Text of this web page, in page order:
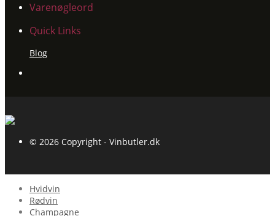
Varenøgleord
Quick Links
Blog
© 2026 Copyright - Vinbutler.dk
Hvidvin
Rødvin
Champagne